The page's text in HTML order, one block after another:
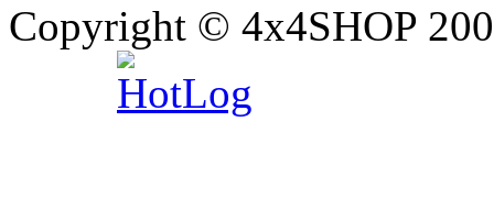
Copyright © 4x4SHOP